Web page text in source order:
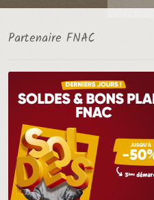
Partenaire FNAC